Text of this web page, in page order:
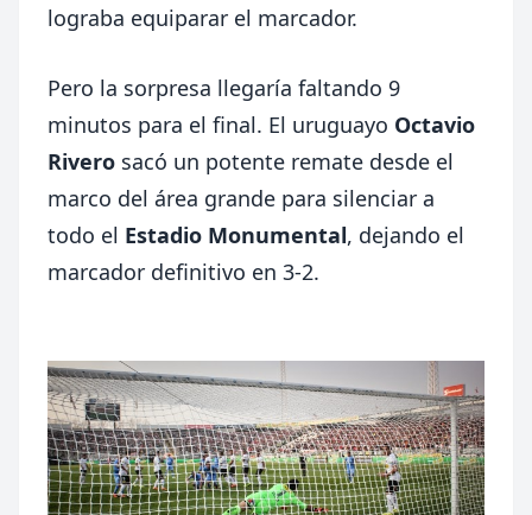
lograba equiparar el marcador.
Pero la sorpresa llegaría faltando 9
minutos para el final. El uruguayo Octavio
Rivero sacó un potente remate desde el
marco del área grande para silenciar a
todo el Estadio Monumental, dejando el
marcador definitivo en 3-2.